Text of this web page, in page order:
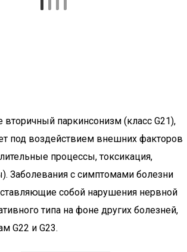
вторичный паркинсонизм (класс G21),
под воздействием внешних факторов
процессы, токсикация,
Заболевания с симптомами болезни
собой нарушения нервной
типа на фоне других болезней,
G22 и G23.